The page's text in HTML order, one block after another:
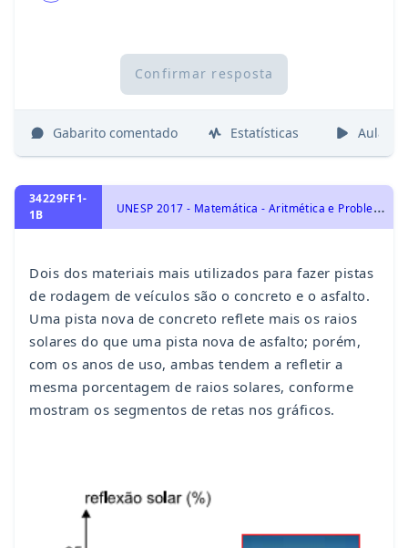
Confirmar resposta
Gabarito comentado Estatísticas Aulas
34229FF1-
1B
U
NESP 2017 - Matemática - Aritmética e Problemas, Porcentagem, Função de 1º Grau
Dois dos materiais mais utilizados para fazer pistas
de rodagem de veículos são o concreto e o asfalto.
Uma pista nova de concreto reflete mais os raios
solares do que uma pista nova de asfalto; porém,
com os anos de uso, ambas tendem a refletir a
mesma porcentagem de raios solares, conforme
mostram os segmentos de retas nos gráficos.